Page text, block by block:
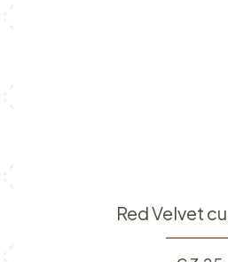
Red Velvet